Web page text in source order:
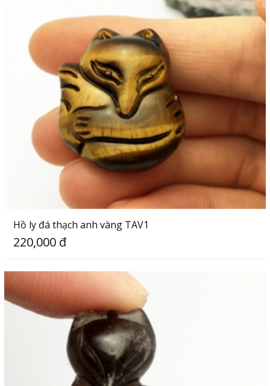
Hồ ly đá thạch anh vàng TAV1
220,000 đ